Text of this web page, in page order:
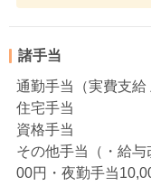
諸手当
通勤手当（実費支給
住宅手当
資格手当
その他手当（・給
00円・夜勤手当